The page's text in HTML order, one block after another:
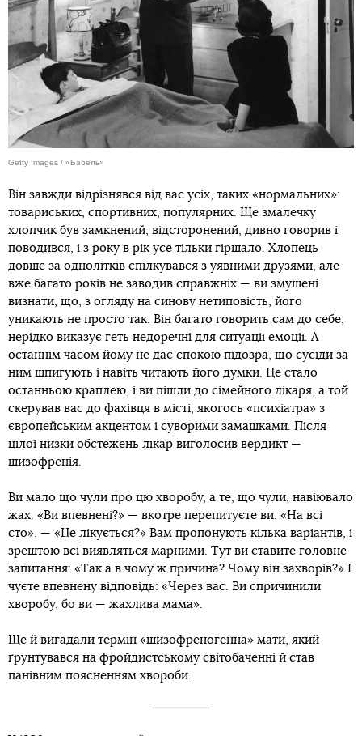
Getty Images / «Бабель»
Він завжди відрізнявся від вас усіх, таких «нормальних»:
товариських, спортивних, популярних. Ще змалечку
хлопчик був замкнений, відсторонений, дивно говорив і
поводився, і з року в рік усе тільки гіршало. Хлопець
довше за однолітків спілкувався з уявними друзями, але
вже багато років не заводив справжніх — ви змушені
визнати, що, з огляду на синову нетиповість, його
уникають не просто так. Він багато говорить сам до себе,
нерідко виказує геть недоречні для ситуації емоції. А
останнім часом йому не дає спокою підозра, що сусіди за
ним шпигують і навіть читають його думки. Це стало
останньою краплею, і ви пішли до сімейного лікаря, а той
скерував вас до фахівця в місті, якогось «психіатра» з
європейським акцентом і суворими замашками. Після
цілої низки обстежень лікар виголосив вердикт —
шизофренія.
Ви мало що чули про цю хворобу, а те, що чули, навіювало
жах. «Ви впевнені?» — вкотре перепитуєте ви. «На всі
сто». — «Це лікується?» Вам пропонують кілька варіантів, і
зрештою всі виявляться марними. Тут ви ставите головне
запитання: «Так а в чому ж причина? Чому він захворів?» І
чуєте впевнену відповідь: «Через вас. Ви спричинили
хворобу, бо ви — жахлива мама».
Ще й вигадали термін «шизофреногенна» мати, який
ґрунтувався на фройдистському світобаченні й став
панівним поясненням хвороби.